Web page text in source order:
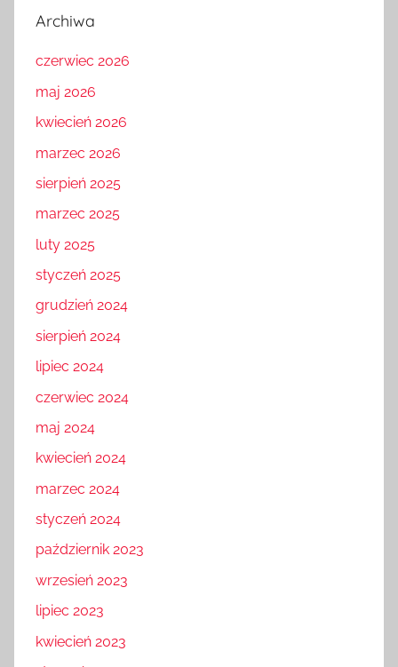
Archiwa
czerwiec 2026
maj 2026
kwiecień 2026
marzec 2026
sierpień 2025
marzec 2025
luty 2025
styczeń 2025
grudzień 2024
sierpień 2024
lipiec 2024
czerwiec 2024
maj 2024
kwiecień 2024
marzec 2024
styczeń 2024
październik 2023
wrzesień 2023
lipiec 2023
kwiecień 2023